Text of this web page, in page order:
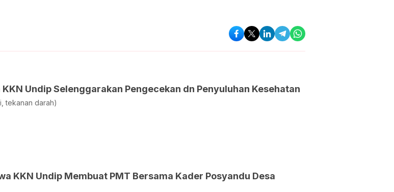
Undip Selenggarakan Pengecekan dn Penyuluhan Kesehatan
tekanan darah)
KKN Undip Membuat PMT Bersama Kader Posyandu Desa